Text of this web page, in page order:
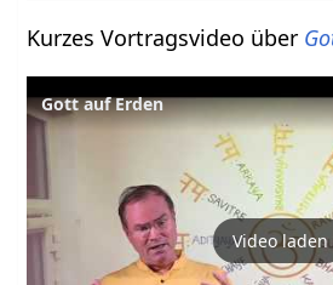
Kurzes Vortragsvideo über
Gott auf Erden
Video laden